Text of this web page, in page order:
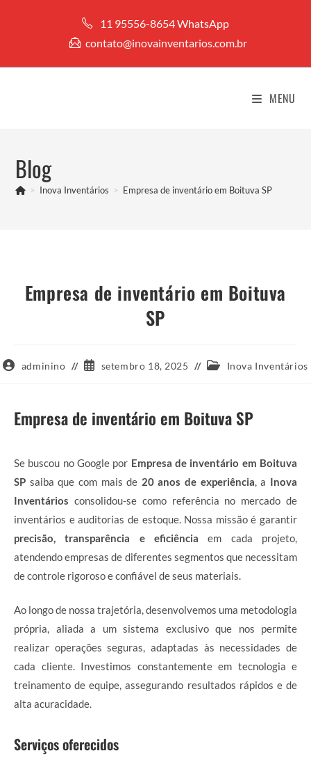
11 95556-8654 WhatsApp
contato@inovainventarios.com.br
MENU
Blog
> Inova Inventários > Empresa de inventário em Boituva SP
Empresa de inventário em Boituva
SP
Autoradminino
Postsetembro 18, 2025
Categoria
Inova Inventários
Empresa de inventário em Boituva SP
Se buscou no Google por Empresa de inventário em Boituva
SP saiba que com mais de 20 anos de experiência , a Inova
Inventários consolidou-se como referência no mercado de
inventários e auditorias de estoque. Nossa missão é garantir
precisão, transparência e eficiência em cada projeto,
atendendo empresas de diferentes segmentos que necessitam
de controle rigoroso e confiável de seus materiais.
Ao longo de nossa trajetória, desenvolvemos uma metodologia
própria, aliada a um sistema exclusivo que nos permite
realizar operações seguras, adaptadas às necessidades de
cada cliente. Investimos constantemente em tecnologia e
treinamento de equipe, assegurando resultados rápidos e de
alta acuracidade.
Serviços oferecidos